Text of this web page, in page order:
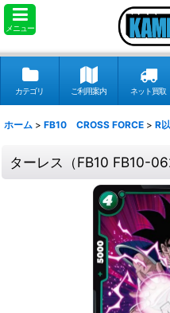
メニュー
カテゴリ ご利用案内 ネット買取
ホーム > FB10 CROSS FORCE > R
ターレス（FB10 FB10-